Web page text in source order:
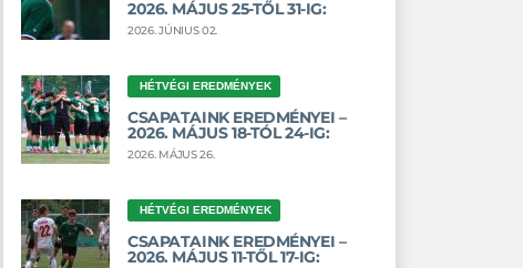
2026. MÁJUS 25-TŐL 31-IG:
2026. JÚNIUS 02.
HÉTVÉGI EREDMÉNYEK
CSAPATAINK EREDMÉNYEI –
2026. MÁJUS 18-TÓL 24-IG:
2026. MÁJUS 26.
HÉTVÉGI EREDMÉNYEK
CSAPATAINK EREDMÉNYEI –
2026. MÁJUS 11-TŐL 17-IG: